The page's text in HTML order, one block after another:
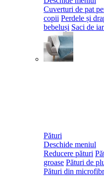
Cuverturi de pat
copii Perdele și
bebeluși Saci de
Pături
Deschide meniul
Reducere pături
groase Pături de
Pături din